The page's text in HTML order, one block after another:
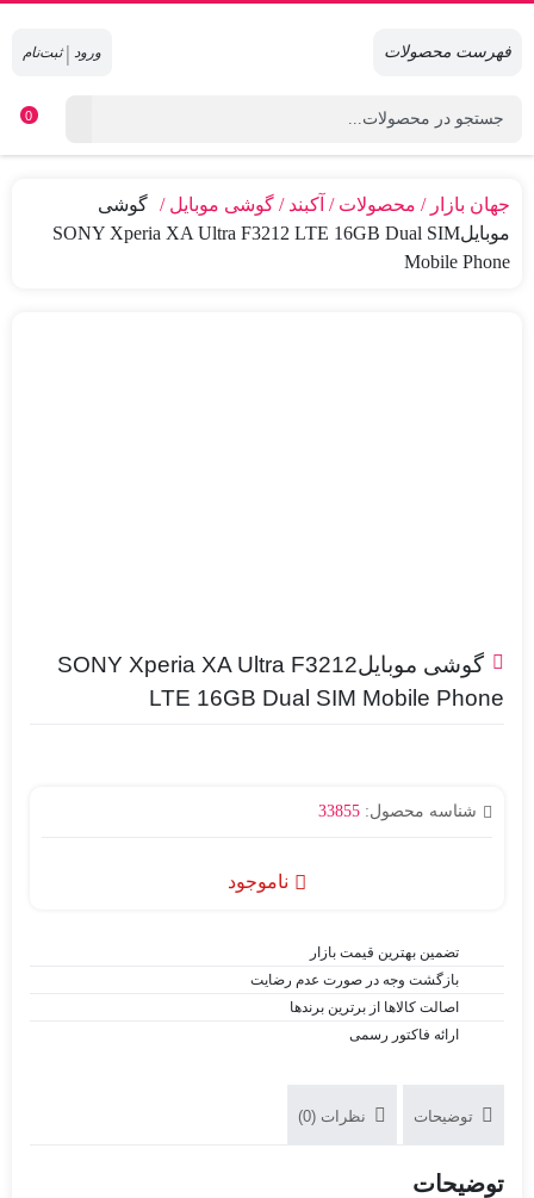
|
0
جهان بازار محصولات آکبند گوشی موبایل
گوشی
موبایلSONY Xperia XA Ultra F3212 LTE 16GB Dual SIM
Mobile Phone
گوشی موبایلSONY Xperia XA Ultra F3212
LTE 16GB Dual SIM Mobile Phone
شناسه محصول: 33855
ناموجود
تضمین بهترین قیمت بازار
بازگشت وجه در صورت عدم رضایت
اصالت کالاها از برترین برندها
ارائه فاکتور رسمی
توضیحات نظرات (0)
توضیحات